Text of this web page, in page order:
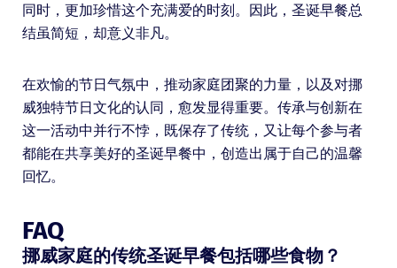
同时，更加珍惜这个充满爱的时刻。因此，圣诞早餐总
结虽简短，却意义非凡。
在欢愉的节日气氛中，推动家庭团聚的力量，以及对挪
威独特节日文化的认同，愈发显得重要。传承与创新在
这一活动中并行不悖，既保存了传统，又让每个参与者
都能在共享美好的圣诞早餐中，创造出属于自己的温馨
回忆。
FAQ
挪威家庭的传统圣诞早餐包括哪些食物？